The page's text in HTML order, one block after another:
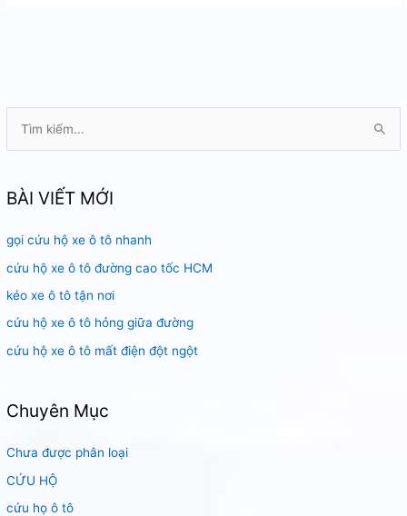
k
ế
m
:
BÀI VIẾT MỚI
gọi cứu hộ xe ô tô nhanh
cứu hộ xe ô tô đường cao tốc HCM
kéo xe ô tô tận nơi
cứu hộ xe ô tô hỏng giữa đường
cứu hộ xe ô tô mất điện đột ngột
Chuyên Mục
Chưa được phân loại
CỨU HỘ
cứu họ ô tô